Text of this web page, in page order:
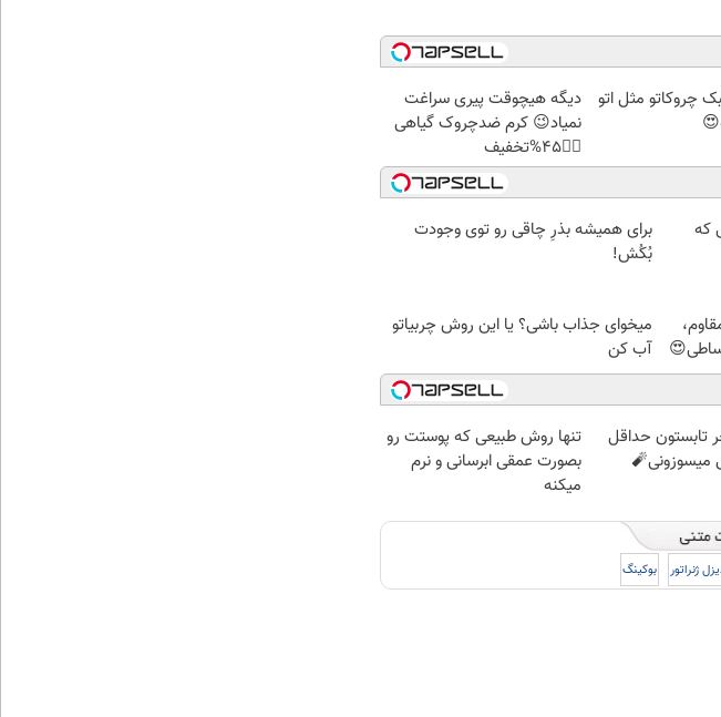
چروکاتو مثل اتو
دیگه هیچوقت پیری سراغت
نمیاد😉 کرم ضدچروک گیاهی
👈🏻45%تخفیف
که
برای همیشه بذرِ چاقی رو توی وجودت
بُکُش!
میخوای جذاب باشی؟ یا این روش چربیاتو
آب کن
تابستون حداقل
تنها روش طبیعی که پوستت رو
بصورت عمقی ابرسانی و نرم
میکنه
ژنراتور بوکینگ